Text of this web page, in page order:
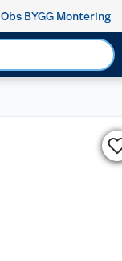
Obs BYGG Montering